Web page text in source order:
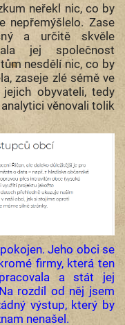
neřekl nic, co by
nepřemýšlelo. Zase
a určitě skvěle
jej společnost
nesdělí nic, co by
zaseje zlé sémě ve
obyvateli, tedy
věnovali tolik
Jeho obci se
firmy, která ten
a stát jej
rozdíl od něj jsem
výstup, který by
nenašel.